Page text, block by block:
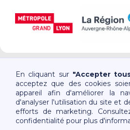
En cliquant sur "Accepter
acceptez que des cookies
appareil afin d'améliorer la
d'analyser l'utilisation du site et
efforts de marketing.
confidentialité pour plus
Consulter